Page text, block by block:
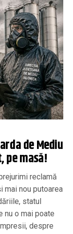
de Mediu
pe masă!
reclamă
nou putoarea
statul
nu o mai poate
despre